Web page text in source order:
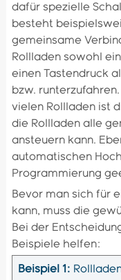
dafür spezielle
besteht
gemeinsame
Rollladen sowohl
einen Tastendruck
bzw.
vielen Rollladen ist
die Rollladen alle
ansteuern kann.
automatischen
Programmierung
Bevor man sich für
kann, muss die
Bei der
Beispiele helfen:
Beispiel 1: